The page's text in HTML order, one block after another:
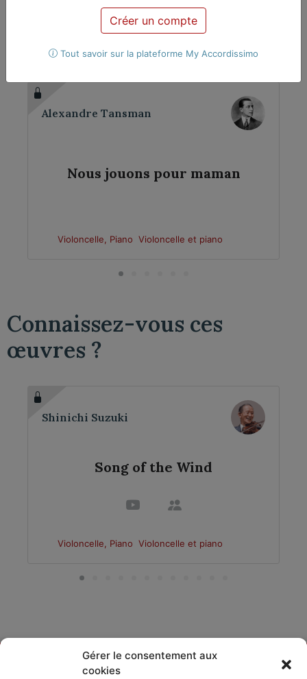
Gérer le consentement aux
cookies
Œuvres du même
compositeur​
Alexandre Tansman
Nous jouons pour maman
Violoncelle, Piano Violoncelle et piano
Connaissez-vous ces
œuvres ?
Shinichi Suzuki
Song of the Wind
Violoncelle, Piano Violoncelle et piano
Créer un compte
Tout savoir sur la plateforme My Accordissimo